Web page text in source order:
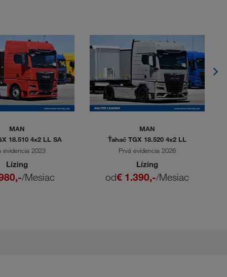
MAN
18.510 4x2 LL SA
evidencia 2023
Lízing
/Mesiac
MAN
Ťahač TGX 18.520 4x2 LL
Prvá evidencia 2026
Lízing
od€ 1.390,-/Mesiac